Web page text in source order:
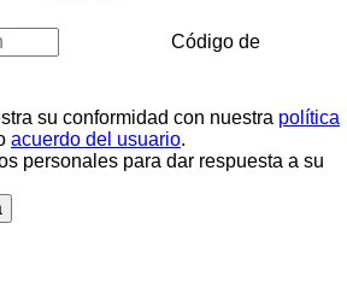
Código de
su conformidad con nuestra política
acuerdo del usuario.
personales para dar respuesta a su